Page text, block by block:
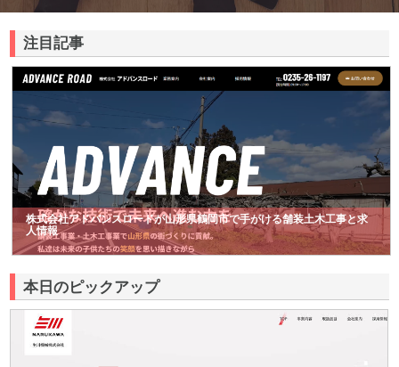
注目記事
株式会社アドバンスロードが山形県鶴岡市で手がける舗装土木工事と求
人情報
本日のピックアップ